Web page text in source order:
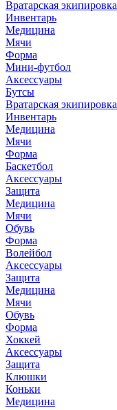
Вратарская экипировка
Инвентарь
Медицина
Мячи
Форма
Мини-футбол
Аксессуары
Бутсы
Вратарская экипировка
Инвентарь
Медицина
Мячи
Форма
Баскетбол
Аксессуары
Защита
Медицина
Мячи
Обувь
Форма
Волейбол
Аксессуары
Защита
Медицина
Мячи
Обувь
Форма
Хоккей
Аксессуары
Защита
Клюшки
Коньки
Медицина